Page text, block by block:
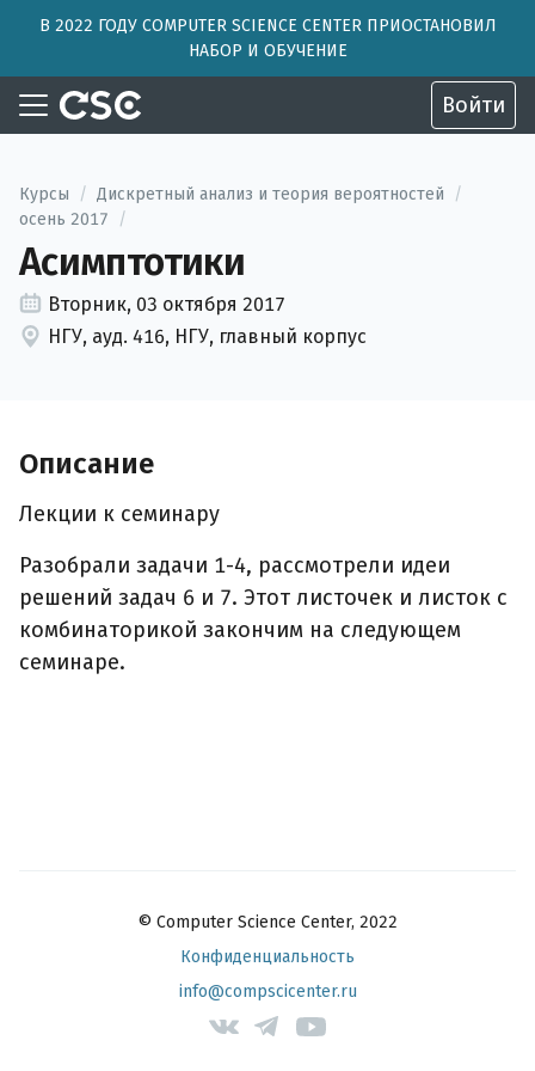
В 2022 ГОДУ COMPUTER SCIENCE CENTER ПРИОСТАНОВИЛ
НАБОР И ОБУЧЕНИЕ
Войти
Курсы / Дискретный анализ и теория вероятностей
/
осень 2017
/
Асимптотики
Вторник, 03 октября 2017
НГУ, ауд. 416, НГУ, главный корпус
Описание
Лекции к семинару
Разобрали задачи 1-4, рассмотрели идеи
решений задач 6 и 7. Этот листочек и листок с
комбинаторикой закончим на следующем
семинаре.
© Computer Science Center, 2022
Конфиденциальность
info@compscicenter.ru